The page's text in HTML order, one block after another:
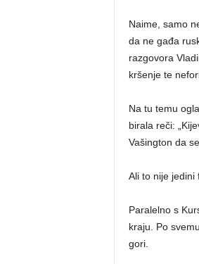
Naime, samo
da ne gađa
razgovora
kršenje te
Na tu temu
birala reči:
Vašington da
Ali to nije jedini
Paralelno s
kraju. Po
gori.